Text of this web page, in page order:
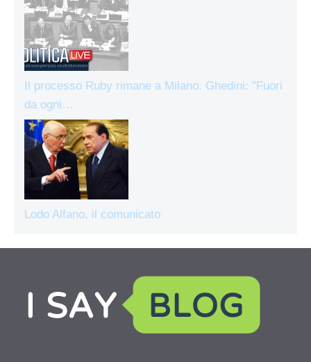
Il processo Ruby rimane a Milano. Ghedini: "Fuori
da ogni…
Lodo Alfano, il comunicato